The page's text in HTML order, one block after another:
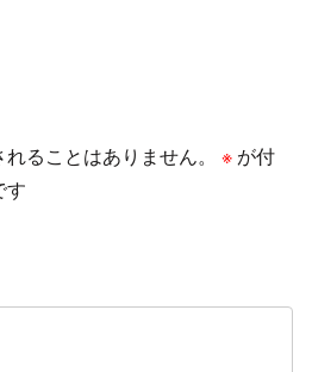
ることはありません。 ※ が付
す